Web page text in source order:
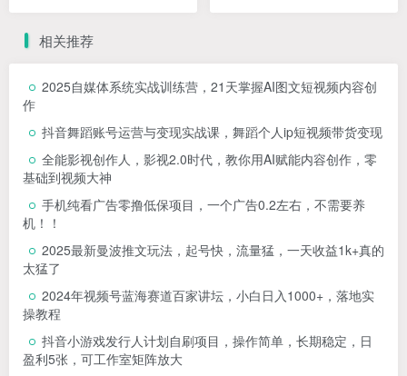
相关推荐
2025自媒体系统实战训练营，21天掌握AI图文短视频内容创
作
抖音舞蹈账号运营与变现实战课，舞蹈个人ip短视频带货变现
全能影视创作人，影视2.0时代，教你用AI赋能内容创作，​零
基础到视频大神
手机纯看广告零撸低保项目，一个广告0.2左右，不需要养
机！！
2025最新曼波推文玩法，起号快，流量猛，一天收益1k+真的
太猛了
2024年视频号蓝海赛道百家讲坛，小白日入1000+，落地实
操教程
抖音小游戏发行人计划自刷项目，操作简单，长期稳定，日
盈利5张，可工作室矩阵放大